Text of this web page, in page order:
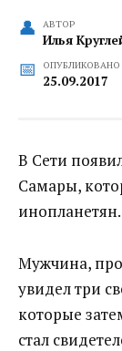
АВТОР
Илья
ОПУБЛИКОВАНО
25.09.2017
В Сети
Самары,
инопланетян.
Мужчина,
увидел три
которые
стал